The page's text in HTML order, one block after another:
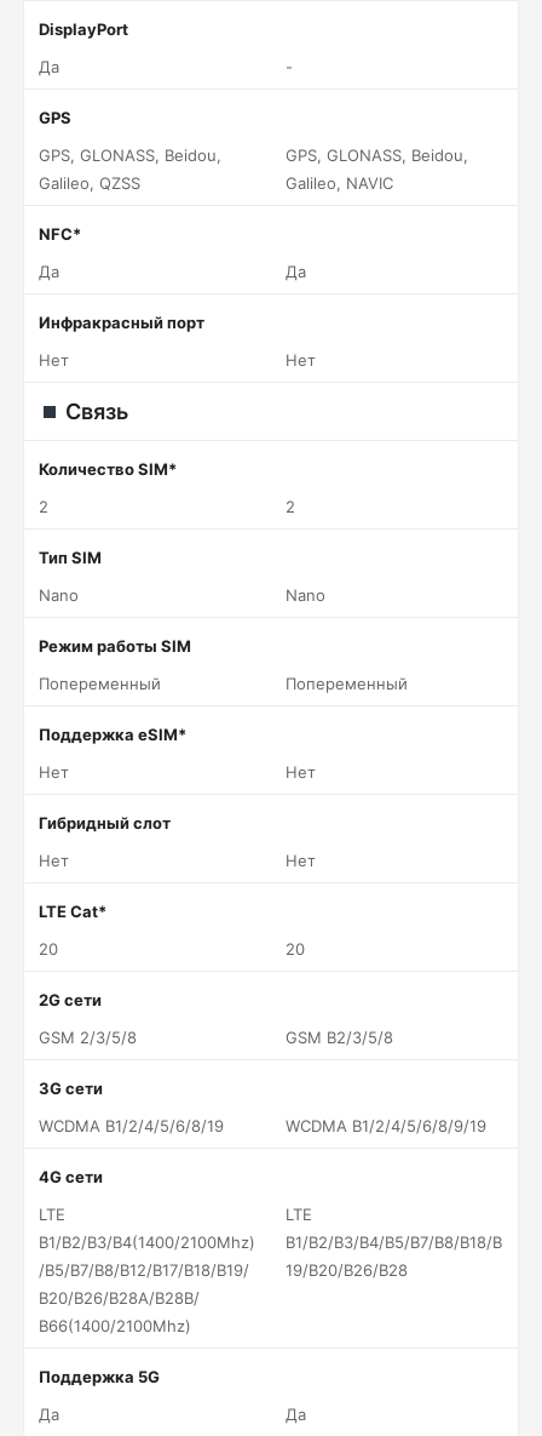
DisplayPort
Да
-
GPS
GPS, GLONASS, Beidou,
Galileo, QZSS
GPS, GLONASS, Beidou,
Galileo, NAVIC
NFC*
Да
Да
Инфракрасный порт
Нет
Нет
Связь
Количество SIM*
2
2
Тип SIM
Nano
Nano
Режим работы SIM
Попеременный
Попеременный
Поддержка eSIM*
Нет
Нет
Гибридный слот
Нет
Нет
LTE Cat*
20
20
2G сети
GSM 2/3/5/8
GSM B2/3/5/8
3G сети
WCDMA B1/2/4/5/6/8/19
WCDMA B1/2/4/5/6/8/9/19
4G сети
LTE
B1/B2/B3/B4(1400/2100Mhz)
/B5/B7/B8/B12/B17/B18/B19/
B20/B26/B28A/B28B/
B66(1400/2100Mhz)
LTE
B1/B2/B3/B4/B5/B7/B8/B18/B
19/B20/B26/B28
Поддержка 5G
Да
Да